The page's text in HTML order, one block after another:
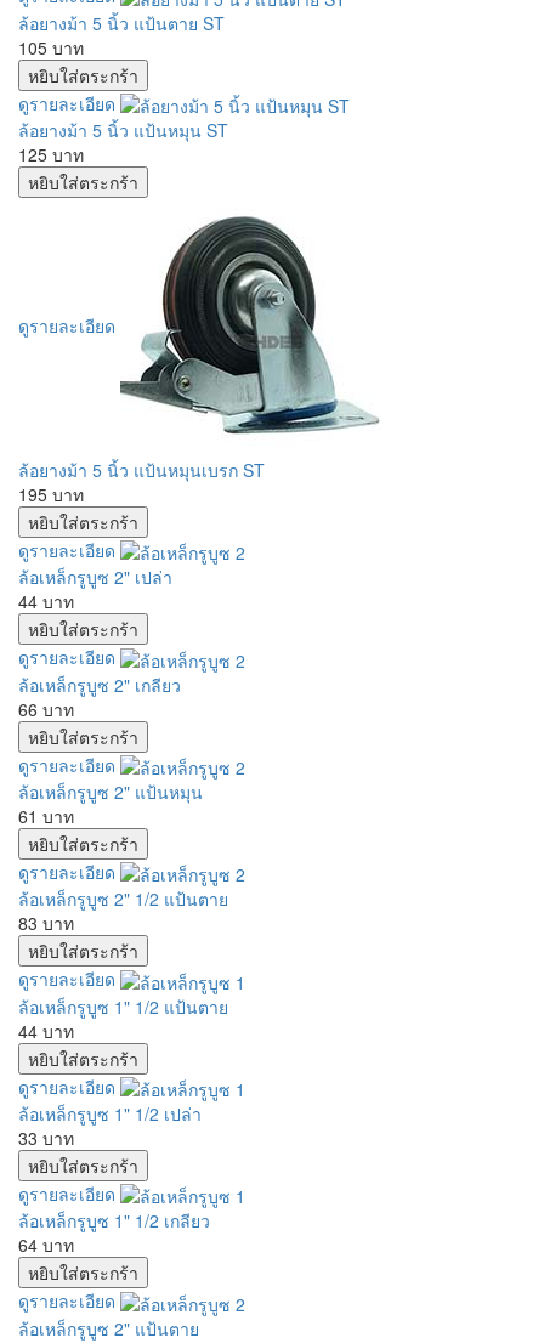
ล้อยางม้า 5 นิ้ว แป้นตาย ST
105 บาท
ดูรายละเอียด
ล้อยางม้า 5 นิ้ว แป้นหมุน ST
125 บาท
ดูรายละเอียด
ล้อยางม้า 5 นิ้ว แป้นหมุนเบรก ST
195 บาท
ดูรายละเอียด
ล้อเหล็กรูบูซ 2" เปล่า
44 บาท
ดูรายละเอียด
ล้อเหล็กรูบูซ 2" เกลียว
66 บาท
ดูรายละเอียด
ล้อเหล็กรูบูซ 2" แป้นหมุน
61 บาท
ดูรายละเอียด
ล้อเหล็กรูบูซ 2" 1/2 แป้นตาย
83 บาท
ดูรายละเอียด
ล้อเหล็กรูบูซ 1" 1/2 แป้นตาย
44 บาท
ดูรายละเอียด
ล้อเหล็กรูบูซ 1" 1/2 เปล่า
33 บาท
ดูรายละเอียด
ล้อเหล็กรูบูซ 1" 1/2 เกลียว
64 บาท
ดูรายละเอียด
ล้อเหล็กรูบูซ 2" แป้นตาย